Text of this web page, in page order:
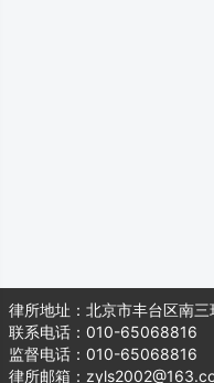
律所地址：北京市丰台区南
联系电话：010-65068816
监督电话：010-65068816
律所邮箱：